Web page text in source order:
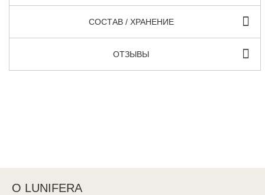
СОСТАВ / ХРАНЕНИЕ
ОТЗЫВЫ
О LUNIFERA